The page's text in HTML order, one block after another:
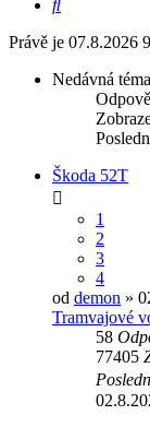
Hledat
Právě je 07.8.2026
Nedávná
Škoda 52T
1
2
3
4
od demon »
Tramvajové
58
77405